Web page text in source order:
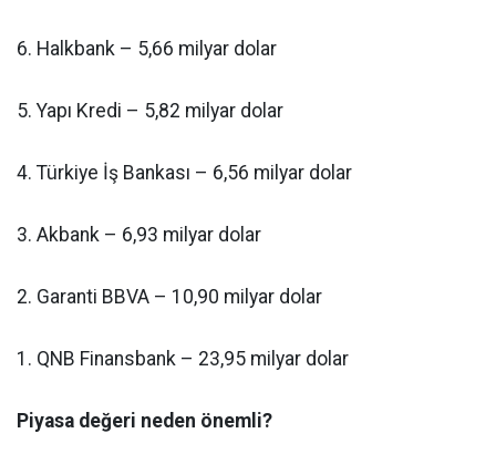
6. Halkbank – 5,66 milyar dolar
5. Yapı Kredi – 5,82 milyar dolar
4. Türkiye İş Bankası – 6,56 milyar dolar
3. Akbank – 6,93 milyar dolar
2. Garanti BBVA – 10,90 milyar dolar
1. QNB Finansbank – 23,95 milyar dolar
Piyasa değeri neden önemli?